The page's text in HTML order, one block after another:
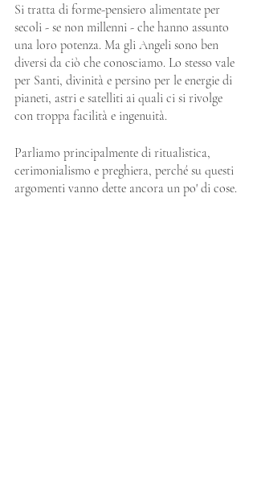
Si tratta di forme-pensiero alimentate per
secoli - se non millenni - che hanno assunto
una loro potenza. Ma gli Angeli sono ben
diversi da ciò che conosciamo. Lo stesso vale
per Santi, divinità e persino per le energie di
pianeti, astri e satelliti ai quali ci si rivolge
con troppa facilità e ingenuità.
Parliamo principalmente di ritualistica,
cerimonialismo e preghiera, perché su questi
argomenti vanno dette ancora un po' di cose.